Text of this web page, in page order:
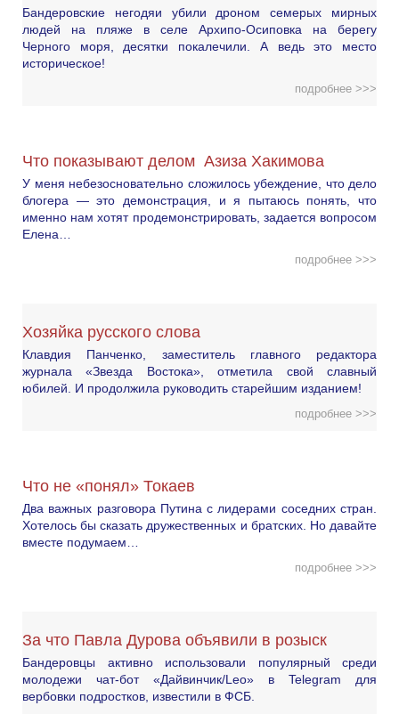
Бандеровские негодяи убили дроном семерых мирных
людей на пляже в селе Архипо-Осиповка на берегу
Черного моря, десятки покалечили. А ведь это место
историческое!
подробнее >>>
Что показывают делом Азиза Хакимова
У меня небезосновательно сложилось убеждение, что дело
блогера — это демонстрация, и я пытаюсь понять, что
именно нам хотят продемонстрировать, задается вопросом
Елена…
подробнее >>>
Хозяйка русского слова
Клавдия Панченко, заместитель главного редактора
журнала «Звезда Востока», отметила свой славный
юбилей. И продолжила руководить старейшим изданием!
подробнее >>>
Что не «понял» Токаев
Два важных разговора Путина с лидерами соседних стран.
Хотелось бы сказать дружественных и братских. Но давайте
вместе подумаем…
подробнее >>>
За что Павла Дурова объявили в розыск
Бандеровцы активно использовали популярный среди
молодежи чат-бот «Дайвинчик/Leo» в Telegram для
вербовки подростков, известили в ФСБ.